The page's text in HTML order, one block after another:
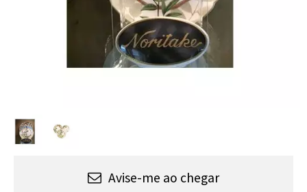
Avise-me ao chegar